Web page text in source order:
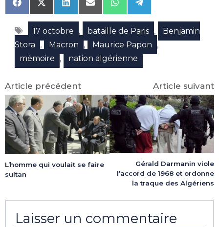
Share
on
Facebook
Share
on
X
(Twitter)
Share
on
LinkedIn
Share
on
Email
Share
on
WhatsApp
Share
on
Telegram
Étiquettes
17 octobre , bataille de Paris ,
Benjamin
Stora
, Macron , Maurice Papon ,
mémoire , nation algérienne
Article précédent
L’homme qui voulait se faire
sultan
Article suivant
Gérald Darmanin viole
l’accord de 1968 et ordonne
la traque des Algériens
Laisser un commentaire